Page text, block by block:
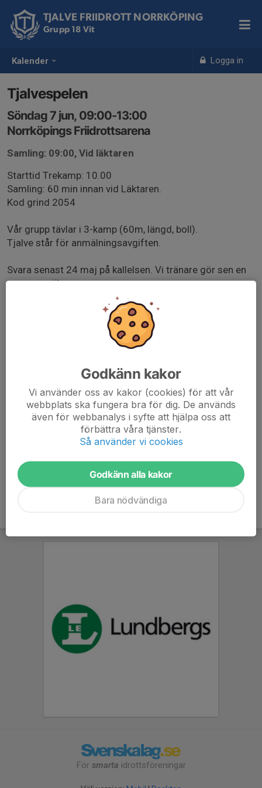
Kalender Logga in
TJALVE FRIIDROTT NORRKÖPING
Grupp 18 Vit
Tjalvespelen
Söndag 7 jun, 09:00-13:00
Norrköpings Friidrottsarena
Samling: 09:00, Vid läktaren
Starttid Trekamp: 10.00
Samling: 60 min innan vid Läktaren.
Kod grind 2054
Vår grupp tävlar i 3-kamp (60m, längd, boll).
Tjalve står för anmälningsavgiften.
Svara senast 24 maj på kallelsen. Vi tränare gör sen en
gruppanmälan.
Vi ledare följer barnen under hela tävlingen.
Glöm inte ta med vattenflaska, kläder efter väder,
Alla föräldrar till barn som deltar förväntas kunna hjälpa
till som funktionärer. Vi ledare kommer fördela uppdrag.
Gå gärna in och anmäl er i den aktiviteten i separat
För smarta idrottsföreningar
Godkänn kakor
Vi använder oss av kakor (cookies) för att vår
webbplats ska fungera bra för dig. De används
även för webbanalys i syfte att hjälpa oss att
förbättra våra tjänster.
Så använder vi cookies
Godkänn alla kakor
Bara nödvändiga